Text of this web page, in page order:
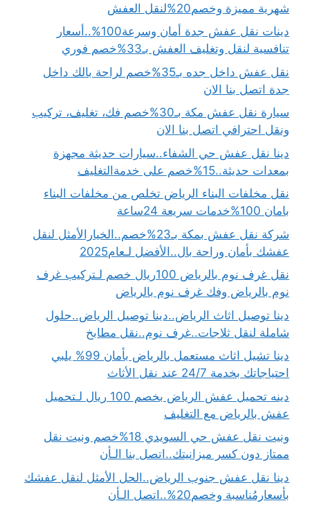
شهرية مميزة وخصم20%لنقل العفش
دينات نقل عفش جدة أمان وسرعة100%..أسعار
تنافسية لنقل وتغليف العفش بـ33%خصم فوري
نقل عفش داخل جده بـ35%خصم لراحة بالك داخل
جدة اتصل بنا الان
سيارة نقل عفش مكة بـ30%خصم فك، تغليف، تركيب
ونقل احترافي اتصل بنا الان
دينا نقل عفش حي الشفاء..سيارات حديثة مجهزة
بمعدات حديثة..15%خصم على خدمةالتغليف
نقل مخلفات البناء الرياض تخلص من مخلفات البناء
بامان 100%خدمات سريعة 24ساعة
شركة نقل عفش بمكة بـ23%خصم..الخيارالأمثل لنقل
عفشك بأمان وراحة بال..الأفضل لـعام2025
نقل غرف نوم بالرياض 100ريال خصم لـتركيب غرف
نوم بالرياض وفك غرف نوم بالرياض
دينا توصيل اثاث الرياض..دينا توصيل الرياض..حلول
شاملة لنقل ثلاجات..غرف نوم..نقل مطابخ
دينا تشيل اثاث مستعمل بالرياض بأمان 99% يلبي
احتياجاتك بخدمة 24/7 عند نقل الأثاث
دينه تحميل عفش الرياض بخصم 100 ريال لـتحميل
عفش بالرياض مع التغليف
ونيت نقل عفش حي السويدي 18%خصم ونيت نقل
ممتاز دون كسر ميزانيتك..اتصل بنا الـأن
دينا نقل عفش جنوب الرياض..الحل الأمثل لنقل عفشك
بأسعارمُناسبة وخصم20%..اتصل الـأن